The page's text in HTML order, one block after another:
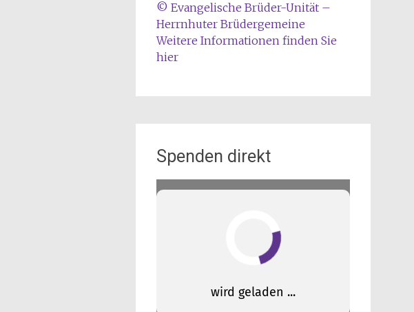
© Evangelische Brüder-Unität –
Herrnhuter Brüdergemeine
Weitere Informationen finden Sie
hier
Spenden direkt